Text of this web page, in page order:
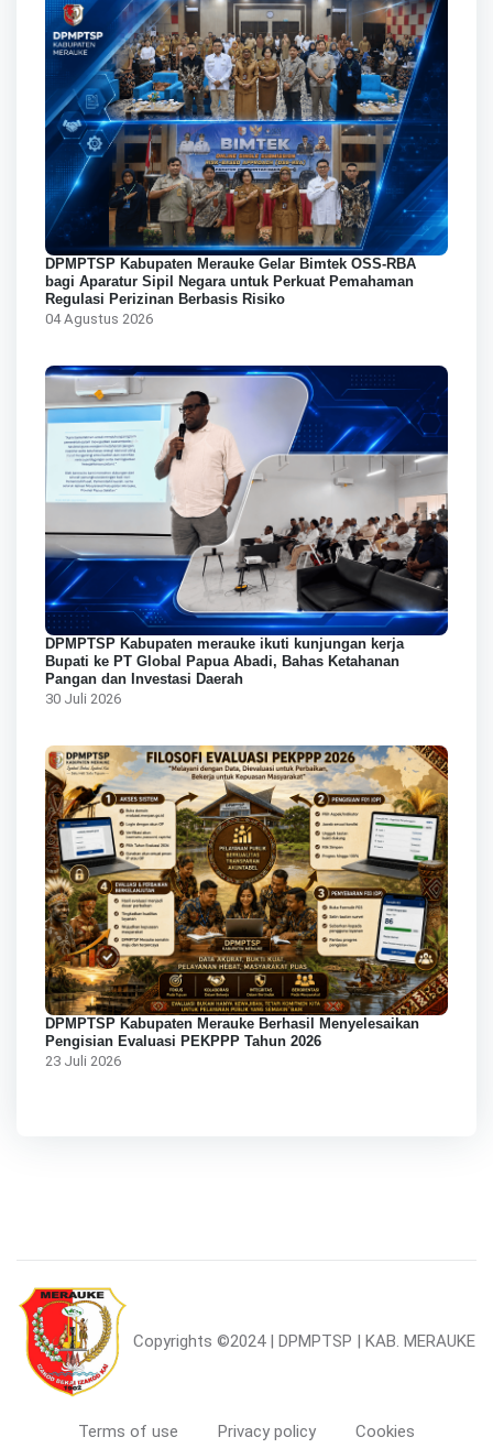
DPMPTSP Kabupaten Merauke Gelar Bimtek OSS-RBA
bagi Aparatur Sipil Negara untuk Perkuat Pemahaman
Regulasi Perizinan Berbasis Risiko
04 Agustus 2026
DPMPTSP Kabupaten merauke ikuti kunjungan kerja
Bupati ke PT Global Papua Abadi, Bahas Ketahanan
Pangan dan Investasi Daerah
30 Juli 2026
DPMPTSP Kabupaten Merauke Berhasil Menyelesaikan
Pengisian Evaluasi PEKPPP Tahun 2026
23 Juli 2026
Copyrights ©2024 | DPMPTSP | KAB. MERAUKE
Terms of use Privacy policy Cookies